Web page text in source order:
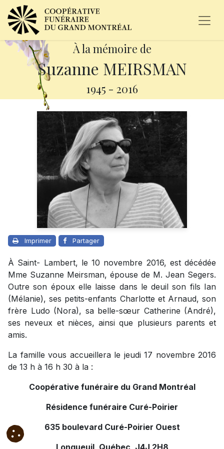
À la mémoire de
Suzanne MEIRSMAN
1945 - 2016
Imprimer Partager
À Saint- Lambert, le 10 novembre 2016, est décédée
Mme Suzanne Meirsman, épouse de M. Jean Segers.
Outre son époux elle laisse dans le deuil son fils Ian
(Mélanie), ses petits-enfants Charlotte et Arnaud, son
frère Ludo (Nora), sa belle-sœur Catherine (André),
ses neveux et nièces, ainsi que plusieurs parents et
amis.
La famille vous accueillera le jeudi 17 novembre 2016
de 13 h à 16 h 30 à la :
Coopérative funéraire du Grand Montréal
Résidence funéraire Curé-Poirier
635 boulevard Curé-Poirier Ouest
Longueuil, Québec, J4J 2H8